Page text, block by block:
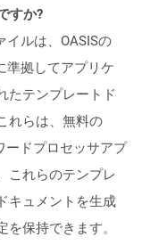
すか?
イルは、OASISの
準拠してアプリケ
たテンプレートド
れらは、無料の
ードプロセッサアプ
これらのテンプレ
キュメントを生成
保持できます。